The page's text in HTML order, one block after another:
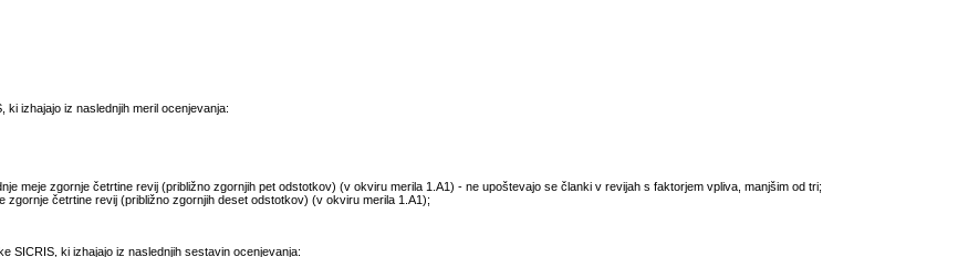
izhajajo iz naslednjih meril ocenjevanja:
meje zgornje četrtine revij (približno zgornjih pet odstotkov) (v okviru merila 1.A1) - ne upoštevajo se članki v revijah s faktorjem vpliva, manjšim od tri;
četrtine revij (približno zgornjih deset odstotkov) (v okviru merila 1.A1);
SICRIS, ki izhajajo iz naslednjih sestavin ocenjevanja: